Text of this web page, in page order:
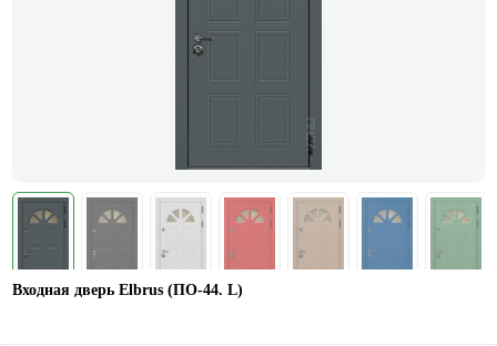
Входная дверь Elbrus (ПО-44. L)